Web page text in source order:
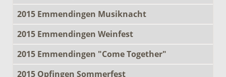
2015 Emmendingen Musiknacht
2015 Emmendingen Weinfest
2015 Emmendingen "Come Together"
2015 Opfingen Sommerfest